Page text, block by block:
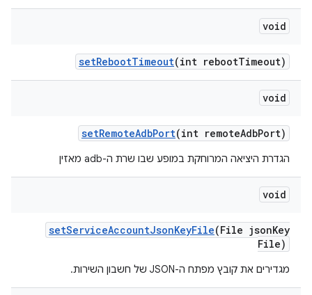
void
setRebootTimeout(int rebootTimeout)
void
setRemoteAdbPort(int remoteAdbPort)
הגדרת היציאה המרוחקת במופע שבו שרת ה-adb מאזין
void
setServiceAccountJsonKeyFile(File jsonKey
File)
מגדירים את קובץ מפתח ה-JSON של חשבון השירות.